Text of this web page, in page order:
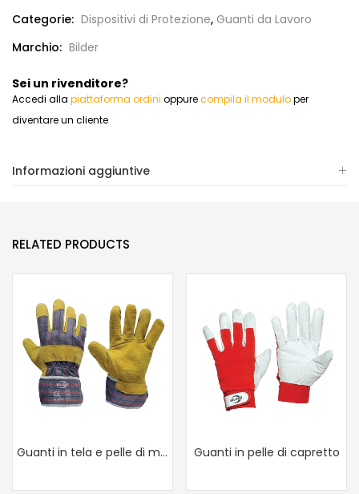
Categorie: Dispositivi di Protezione, Guanti da Lavoro
Marchio: Bilder
Sei un rivenditore?
Accedi alla piattaforma ordini oppurecompila il moduloper
diventare un cliente
Informazioni aggiuntive
RELATED PRODUCTS
Guanti in tela e pelle di maialino Guanti in pelle di capretto